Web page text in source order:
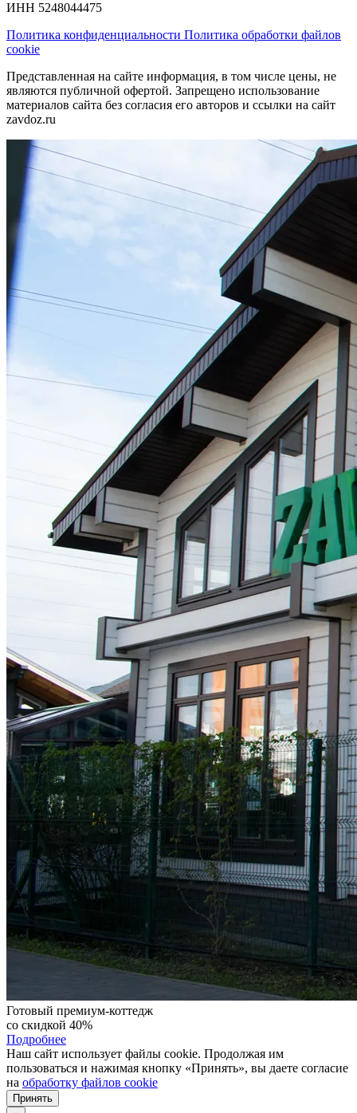
ИНН 5248044475
Политика конфиденциальности Политика обработки файлов
cookie
Представленная на сайте информация, в том числе цены, не
являются публичной офертой. Запрещено использование
материалов сайта без согласия его авторов и ссылки на сайт
zavdoz.ru
Готовый премиум-коттедж
со скидкой 40%
Подробнее
Наш сайт использует файлы cookie. Продолжая им
пользоваться и нажимая кнопку «Принять», вы даете согласие
на обработку файлов cookie
Принять